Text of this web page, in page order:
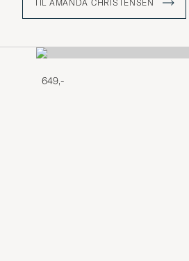
bevisste menn verden over. En stor
del av produksjonen foregår rundt
har vært bevart i generasjoner.
TIL AMANDA CHRISTENSEN
649,-